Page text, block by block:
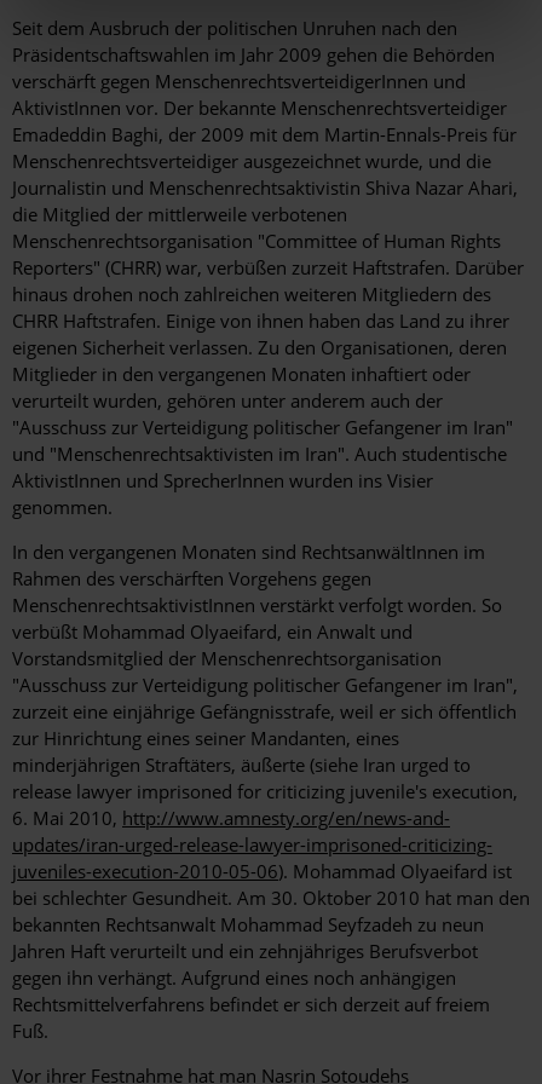
Seit dem Ausbruch der politischen Unruhen nach den
Präsidentschaftswahlen im Jahr 2009 gehen die Behörden
verschärft gegen MenschenrechtsverteidigerInnen und
AktivistInnen vor. Der bekannte Menschenrechtsverteidiger
Emadeddin Baghi, der 2009 mit dem Martin-Ennals-Preis für
Menschenrechtsverteidiger ausgezeichnet wurde, und die
Journalistin und Menschenrechtsaktivistin Shiva Nazar Ahari,
die Mitglied der mittlerweile verbotenen
Menschenrechtsorganisation "Committee of Human Rights
Reporters" (CHRR) war, verbüßen zurzeit Haftstrafen. Darüber
hinaus drohen noch zahlreichen weiteren Mitgliedern des
CHRR Haftstrafen. Einige von ihnen haben das Land zu ihrer
eigenen Sicherheit verlassen. Zu den Organisationen, deren
Mitglieder in den vergangenen Monaten inhaftiert oder
verurteilt wurden, gehören unter anderem auch der
"Ausschuss zur Verteidigung politischer Gefangener im Iran"
und "Menschenrechtsaktivisten im Iran". Auch studentische
AktivistInnen und SprecherInnen wurden ins Visier
genommen.
In den vergangenen Monaten sind RechtsanwältInnen im
Rahmen des verschärften Vorgehens gegen
MenschenrechtsaktivistInnen verstärkt verfolgt worden. So
verbüßt Mohammad Olyaeifard, ein Anwalt und
Vorstandsmitglied der Menschenrechtsorganisation
"Ausschuss zur Verteidigung politischer Gefangener im Iran",
zurzeit eine einjährige Gefängnisstrafe, weil er sich öffentlich
zur Hinrichtung eines seiner Mandanten, eines
minderjährigen Straftäters, äußerte (siehe Iran urged to
release lawyer imprisoned for criticizing juvenile's execution,
6. Mai 2010, http://www.amnesty.org/en/news-and-
updates/iran-urged-release-lawyer-imprisoned-criticizing-
juveniles-execution-2010-05-06). Mohammad Olyaeifard ist
bei schlechter Gesundheit. Am 30. Oktober 2010 hat man den
bekannten Rechtsanwalt Mohammad Seyfzadeh zu neun
Jahren Haft verurteilt und ein zehnjähriges Berufsverbot
gegen ihn verhängt. Aufgrund eines noch anhängigen
Rechtsmittelverfahrens befindet er sich derzeit auf freiem
Fuß.
Vor ihrer Festnahme hat man Nasrin Sotoudehs